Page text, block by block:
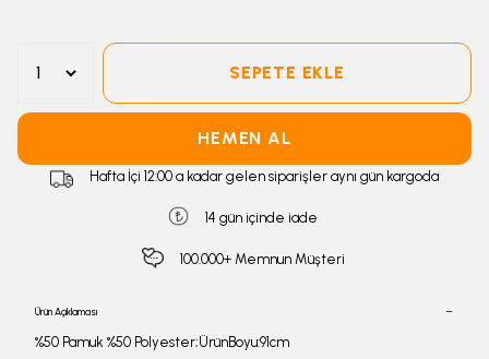
SEPETE EKLE
HEMEN AL
Hafta İçi 12:00 a kadar gelen siparişler aynı gün kargoda
14 gün içinde iade
100.000+ Memnun Müşteri
Ürün Açıklaması
%50 Pamuk %50 Polyester;ÜrünBoyu:91cm